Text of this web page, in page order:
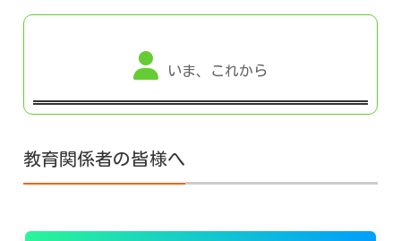
いま、これから
教育関係者の皆様へ